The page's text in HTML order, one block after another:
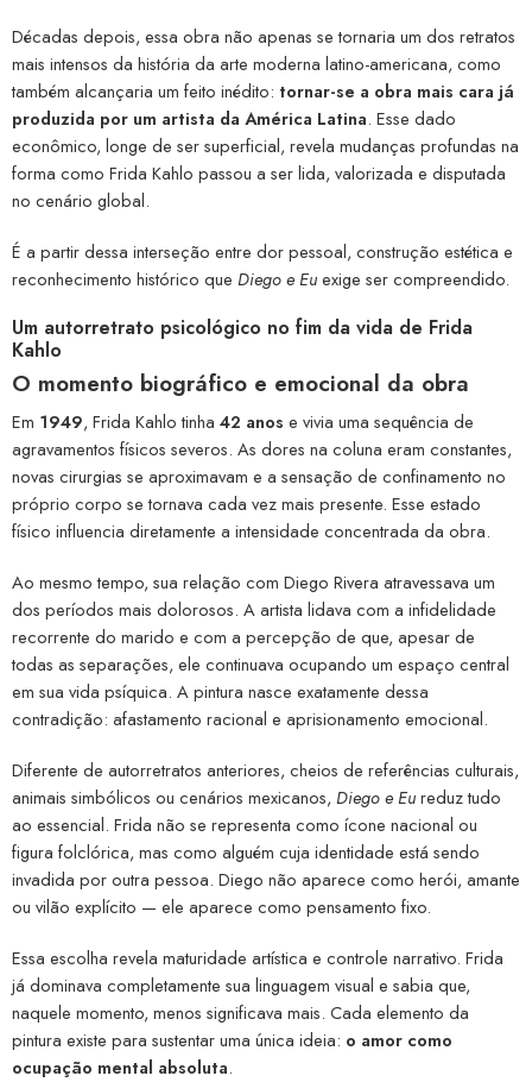
Décadas depois, essa obra não apenas se tornaria um dos retratos
mais intensos da história da arte moderna latino-americana, como
também alcançaria um feito inédito: tornar-se a obra mais cara já
produzida por um artista da América Latina. Esse dado
econômico, longe de ser superficial, revela mudanças profundas na
forma como Frida Kahlo passou a ser lida, valorizada e disputada
no cenário global.
É a partir dessa interseção entre dor pessoal, construção estética e
reconhecimento histórico que Diego e Euexige ser compreendido.
Um autorretrato psicológico no fim da vida de Frida
Kahlo
O momento biográfico e emocional da obra
Em 1949, Frida Kahlo tinha 42 anos e vivia uma sequência de
agravamentos físicos severos. As dores na coluna eram constantes,
novas cirurgias se aproximavam e a sensação de confinamento no
próprio corpo se tornava cada vez mais presente. Esse estado
físico influencia diretamente a intensidade concentrada da obra.
Ao mesmo tempo, sua relação com Diego Rivera atravessava um
dos períodos mais dolorosos. A artista lidava com a infidelidade
recorrente do marido e com a percepção de que, apesar de
todas as separações, ele continuava ocupando um espaço central
em sua vida psíquica. A pintura nasce exatamente dessa
contradição: afastamento racional e aprisionamento emocional.
Diferente de autorretratos anteriores, cheios de referências culturais,
animais simbólicos ou cenários mexicanos, Diego e Eureduz tudo
ao essencial. Frida não se representa como ícone nacional ou
figura folclórica, mas como alguém cuja identidade está sendo
invadida por outra pessoa. Diego não aparece como herói, amante
ou vilão explícito — ele aparece como pensamento fixo.
Essa escolha revela maturidade artística e controle narrativo. Frida
já dominava completamente sua linguagem visual e sabia que,
naquele momento, menos significava mais. Cada elemento da
pintura existe para sustentar uma única ideia: o amor como
ocupação mental absoluta.